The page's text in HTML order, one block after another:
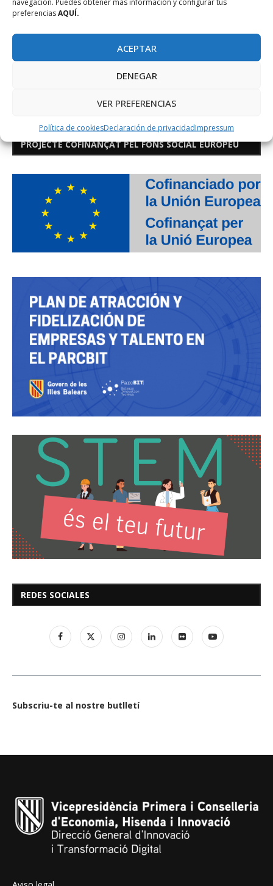
preferenciasAQUÍ.
ACEPTAR
DENEGAR
VER PREFERENCIAS
Política de cookiesDeclaración de privacidadImpressum
PROJECTE COFINANÇAT PEL FONS SOCIAL EUROPEU
REDES SOCIALES
Subscriu-te al nostre butlletí